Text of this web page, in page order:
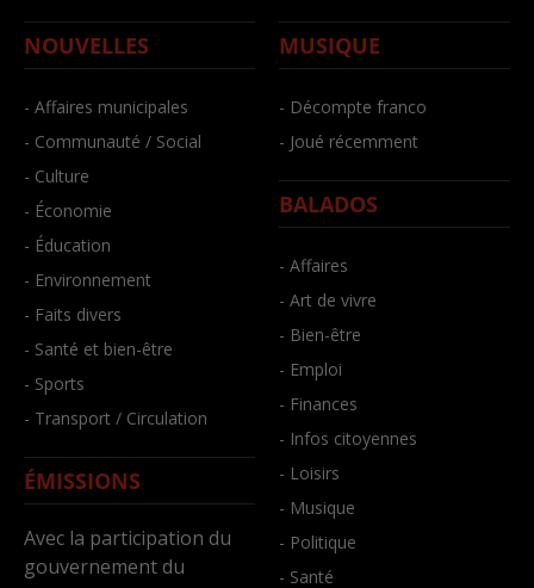
NOUVELLES
- Affaires municipales
- Communauté / Social
- Culture
- Économie
- Éducation
- Environnement
- Faits divers
- Santé et bien-être
- Sports
- Transport / Circulation
ÉMISSIONS
Avec la participation du
gouvernement du
MUSIQUE
- Décompte franco
- Joué récemment
BALADOS
- Affaires
- Art de vivre
- Bien-être
- Emploi
- Finances
- Infos citoyennes
- Loisirs
- Musique
- Politique
- Santé